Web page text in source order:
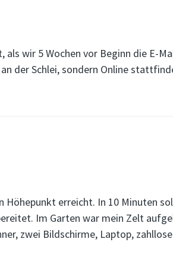
wir 5 Wochen vor Beginn die E-
der Schlei, sondern Online
Höhepunkt erreicht. In 10 Minuten
Im Garten war mein Zelt
zwei Bildschirme, Laptop,